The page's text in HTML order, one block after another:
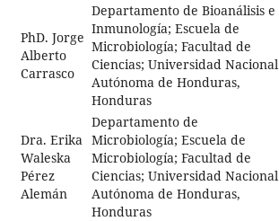
PhD. Jorge
Alberto
Carrasco
Departamento de Bioanálisis e
Inmunología; Escuela de
Microbiología; Facultad de
Ciencias; Universidad Nacional
Autónoma de Honduras,
Honduras
Dra. Erika
Waleska
Pérez
Alemán
Departamento de
Microbiología; Escuela de
Microbiología; Facultad de
Ciencias; Universidad Nacional
Autónoma de Honduras,
Honduras